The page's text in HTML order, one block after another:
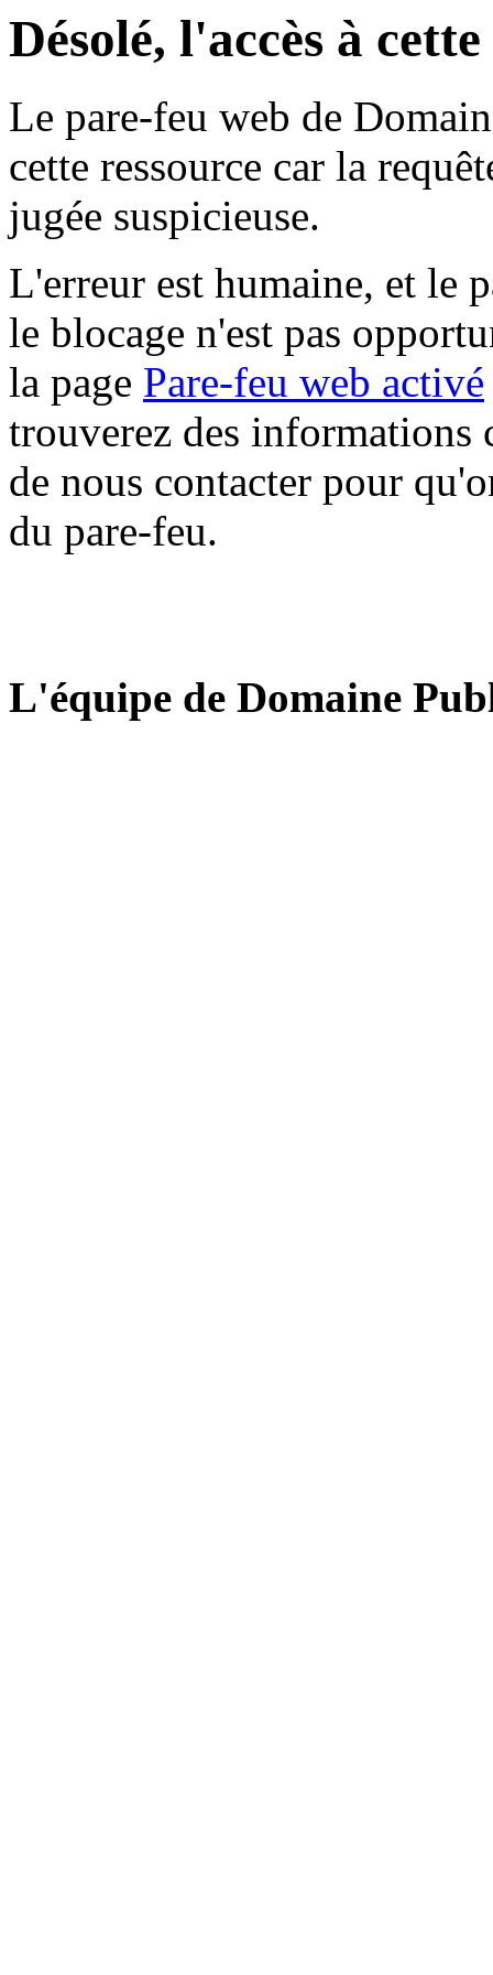
Désolé, l'accès à
Le pare-feu web de
cette ressource car la
jugée suspicieuse.
L'erreur est humaine, et le
le blocage n'est pas
la page Pare-feu web activé
trouverez des informations
de nous contacter pour
du pare-feu.
L'équipe de Domaine